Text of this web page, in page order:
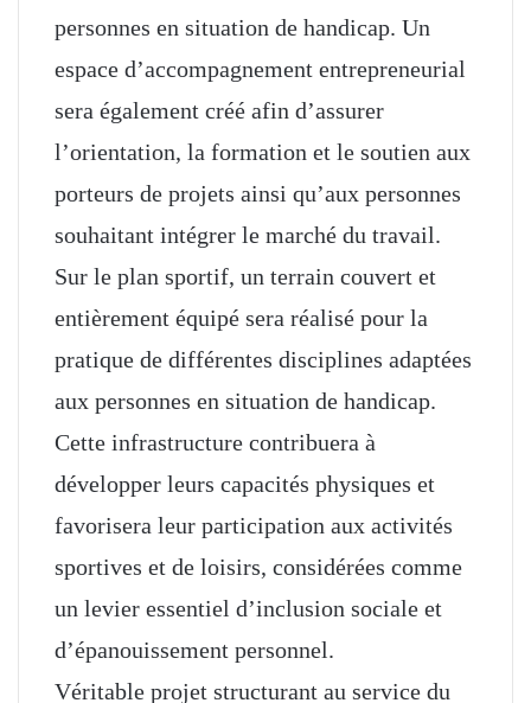
personnes en situation de handicap. Un
espace d’accompagnement entrepreneurial
sera également créé afin d’assurer
l’orientation, la formation et le soutien aux
porteurs de projets ainsi qu’aux personnes
souhaitant intégrer le marché du travail.
Sur le plan sportif, un terrain couvert et
entièrement équipé sera réalisé pour la
pratique de différentes disciplines adaptées
aux personnes en situation de handicap.
Cette infrastructure contribuera à
développer leurs capacités physiques et
favorisera leur participation aux activités
sportives et de loisirs, considérées comme
un levier essentiel d’inclusion sociale et
d’épanouissement personnel.
Véritable projet structurant au service du